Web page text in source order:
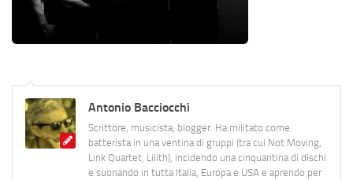
Antonio Bacciocchi
Scrittore, musicista, blogger. Ha militato come
batterista in una ventina di gruppi (tra cui Not Moving,
Link Quartet, Lilith), incidendo una cinquantina di dischi
e suonando in tutta Italia, Europa e USA e aprendo per